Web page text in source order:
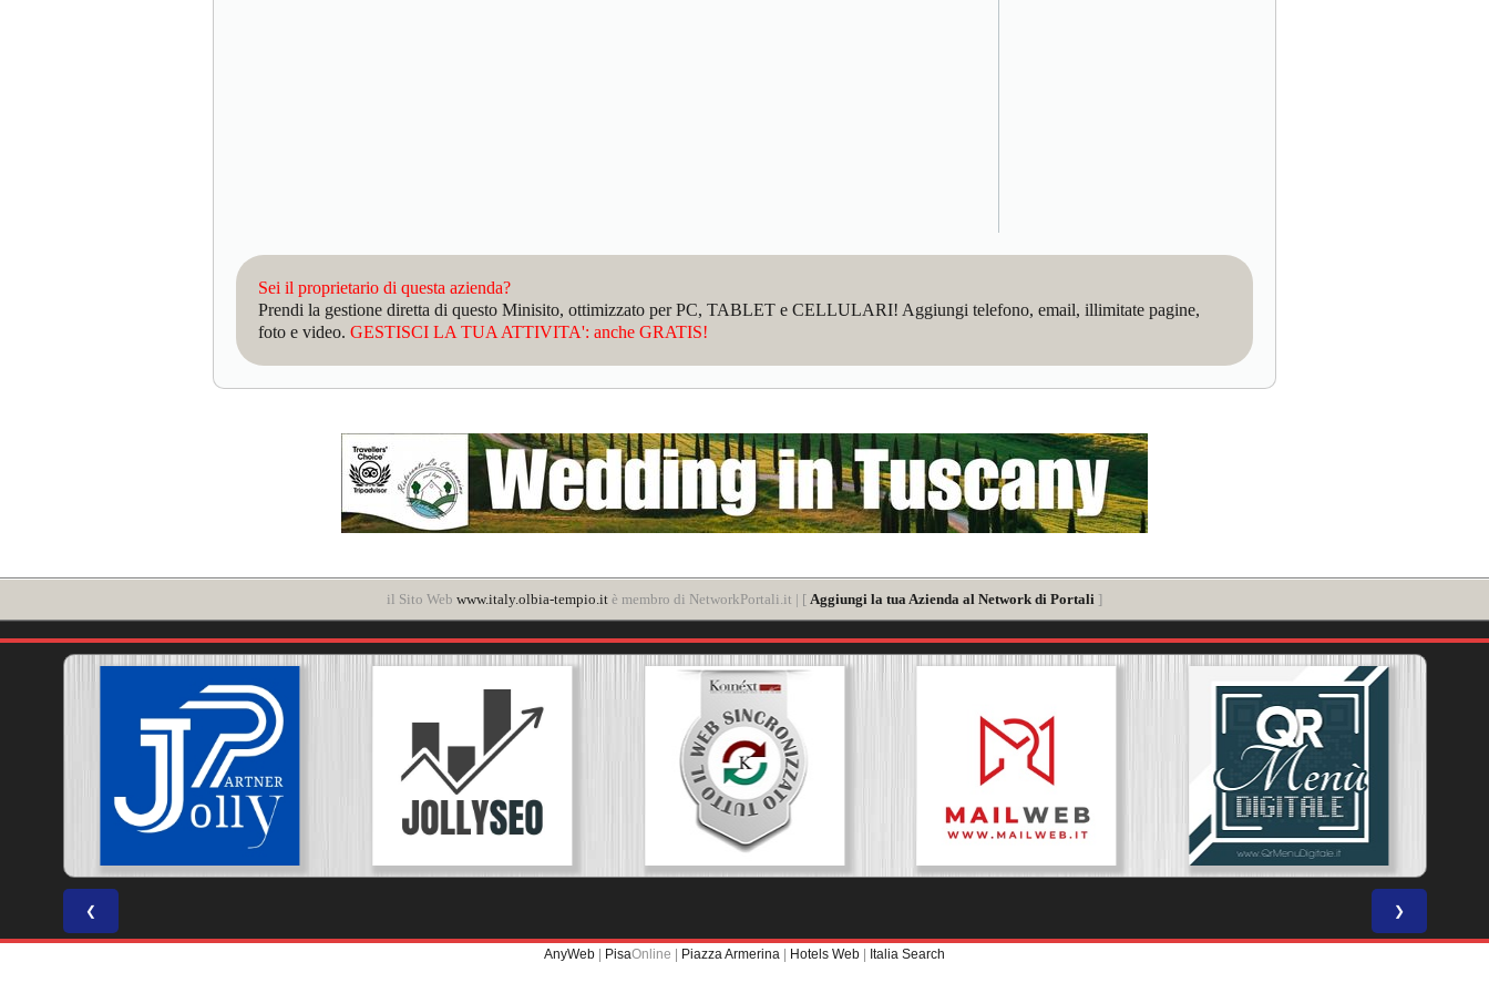
Sei il proprietario di questa azienda?
Prendi la gestione diretta di questo Minisito, ottimizzato per PC, TABLET e CELLULARI! Aggiungi telefono, email, illimitate pagine,
foto e video. GESTISCI LA TUA ATTIVITA': anche GRATIS!
il Sito Web www.italy.olbia-tempio.it è membro di NetworkPortali.it | [ Aggiungi la tua Azienda al Network di Portali ]
❮ ❯
AnyWeb | PisaOnline | Piazza Armerina | Hotels Web | Italia Search